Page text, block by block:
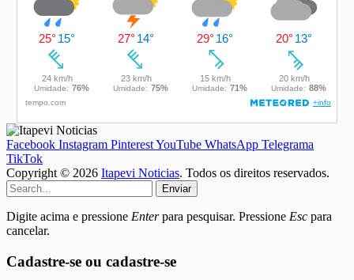
Facebook Instagram PinterestYouTube WhatsApp Telegrama
TikTok
Copyright © 2026 Itapevi Noticias. Todos os direitos reservados.
Enviar
Digite acima e pressione Enterpara pesquisar. Pressione Esc para
cancelar.
Cadastre-se ou cadastre-se